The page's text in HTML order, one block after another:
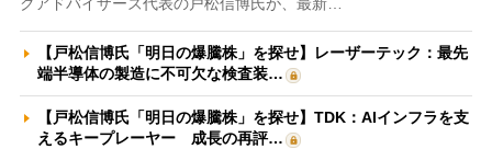
【戸松信博氏「明日の爆騰株」を探せ】レーザーテック：最先
端半導体の製造に不可欠な検査装…
【戸松信博氏「明日の爆騰株」を探せ】TDK：AIインフラを支
えるキープレーヤー 成長の再評…